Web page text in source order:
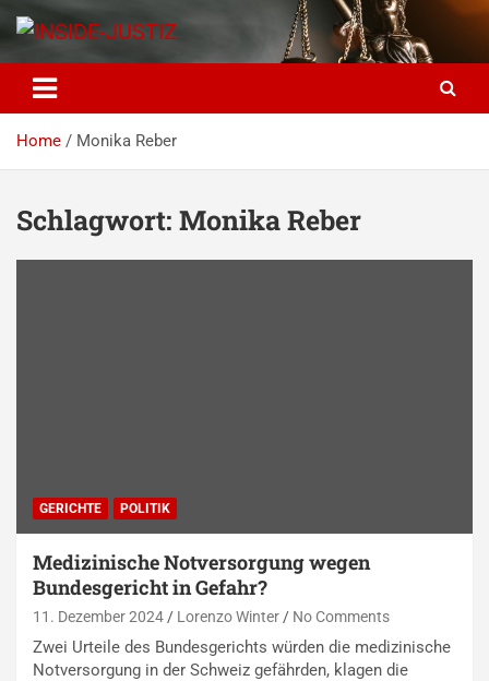
INSIDE-JUSTIZ
Investigativer Journalismus zur Dritten Gewalt
Home Monika Reber
Schlagwort: Monika Reber
GERICHTE POLITIK
Medizinische Notversorgung wegen
Bundesgericht in Gefahr?
11. Dezember 2024 Lorenzo Winter No Comments
Zwei Urteile des Bundesgerichts würden die medizinische
Notversorgung in der Schweiz gefährden, klagen die